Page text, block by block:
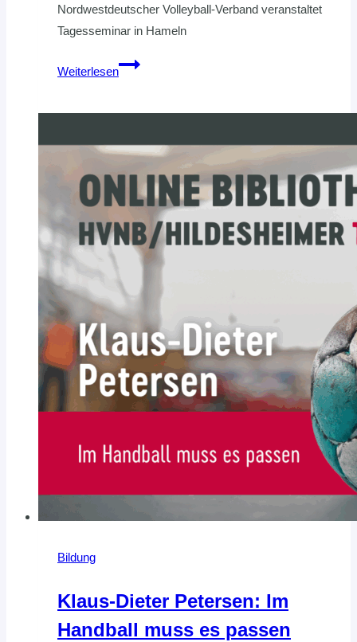
Nordwestdeutscher Volleyball-Verband veranstaltet
Tagesseminar in Hameln
Weiterlesen
Weiterbildung
im
Bildung
Klaus-Dieter Petersen: Im
Handball muss es passen